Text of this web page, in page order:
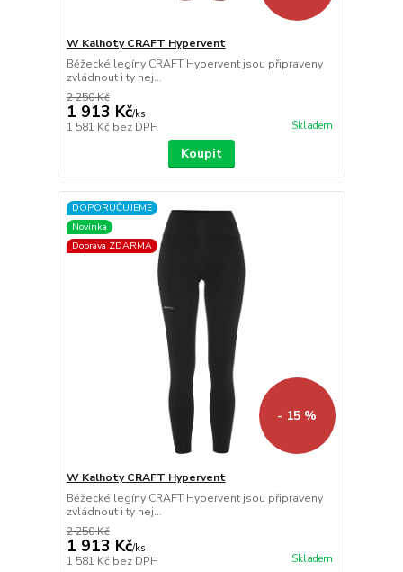
W Kalhoty CRAFT Hypervent
Běžecké legíny CRAFT Hypervent jsou připraveny
zvládnout i ty nej...
2 250 Kč
1 913 Kč/ks
1 581 Kč bez DPH Skladem
Koupit
DOPORUČUJEME
Novinka
Doprava ZDARMA
- 15 %
W Kalhoty CRAFT Hypervent
Běžecké legíny CRAFT Hypervent jsou připraveny
zvládnout i ty nej...
2 250 Kč
1 913 Kč/ks
1 581 Kč bez DPH Skladem